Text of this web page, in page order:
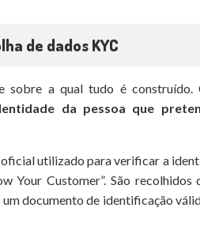
de dados KYC
a qual tudo é construído.
da pessoa que
utilizado para verificar a
Your Customer”. São recolhidos
documento de identificação